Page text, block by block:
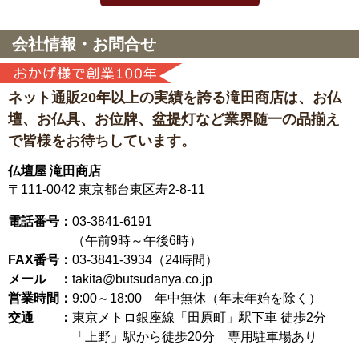
会社情報・お問合せ
ネット通販20年以上の実績を誇る滝田商店は、 お仏
壇、お仏具、お位牌、盆提灯など業界随一の品揃え
で皆様をお待ちしています。
仏壇屋 滝田商店
〒111-0042 東京都台東区寿2-8-11
電話番号： 03-3841-6191
（午前9時～午後6時）
FAX番号： 03-3841-3934（24時間）
メール ： takita@butsudanya.co.jp
営業時間： 9:00～18:00 年中無休（年末年始を除く）
交通 ： 東京メトロ銀座線「田原町」駅下車 徒歩2分
「上野」駅から徒歩20分 専用駐車場あり